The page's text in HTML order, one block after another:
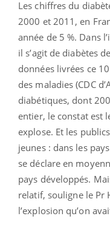
Les chiffres du
2000 et 2011, en
année de 5 %. Dans
il s’agit de diabètes
données livrées ce
des maladies (CDC
diabétiques, dont
entier, le constat est
explose. Et les
jeunes : dans les
se déclare en
pays développés.
relatif, souligne le Pr
l’explosion qu’on